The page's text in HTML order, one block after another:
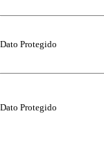
Dato Protegido
Dato Protegido